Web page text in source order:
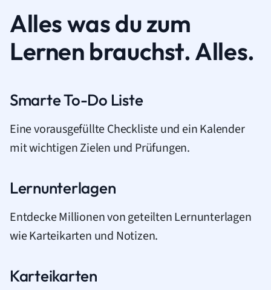
Alles was du zum
Lernen brauchst. Alles.
Smarte To-Do Liste
Eine vorausgefüllte Checkliste und ein Kalender
mit wichtigen Zielen und Prüfungen.
Lernunterlagen
Entdecke Millionen von geteilten Lernunterlagen
wie Karteikarten und Notizen.
Karteikarten